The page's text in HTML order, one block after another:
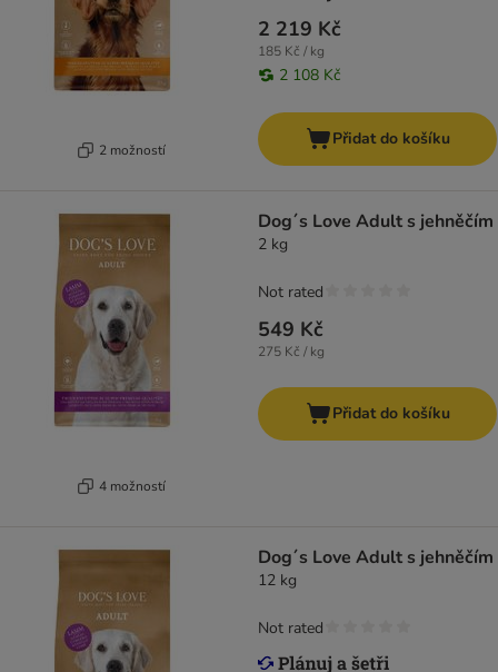
2 možností
2 219 Kč
185 Kč / kg
2 108 Kč
Přidat do košíku
4 možností
Dog´s Love Adult s jehněčím
2 kg
549 Kč
275 Kč / kg
Not rated
Přidat do košíku
Dog´s Love Adult s jehněčím
12 kg
Not rated